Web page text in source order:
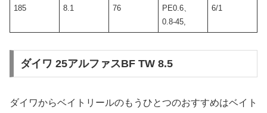
185 8.1 76
PE0.6、
0.8-45,
6/1
ダイワ 25アルファスBF TW 8.5
ダイワからベイトリールのもうひとつのおすすめはベイト